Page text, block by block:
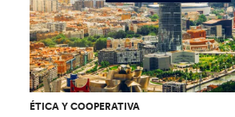
ÉTICA Y COOPERATIVA